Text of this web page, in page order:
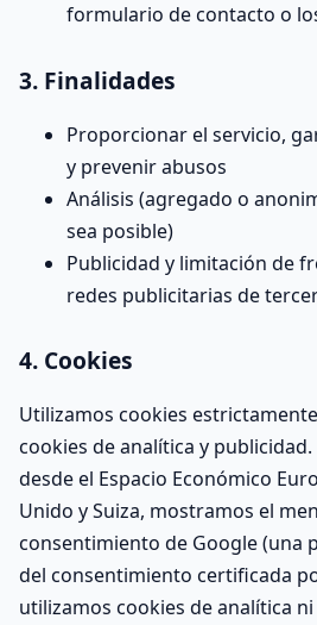
formulario de contacto o
3. Finalidades
Proporcionar el servicio,
y prevenir abusos
Análisis (agregado o
sea posible)
Publicidad y limitación de
redes publicitarias de
4. Cookies
Utilizamos cookies
cookies de analítica y
desde el Espacio Económico
Unido y Suiza, mostramos el
consentimiento de Google (una
del consentimiento certificada
utilizamos cookies de analítica